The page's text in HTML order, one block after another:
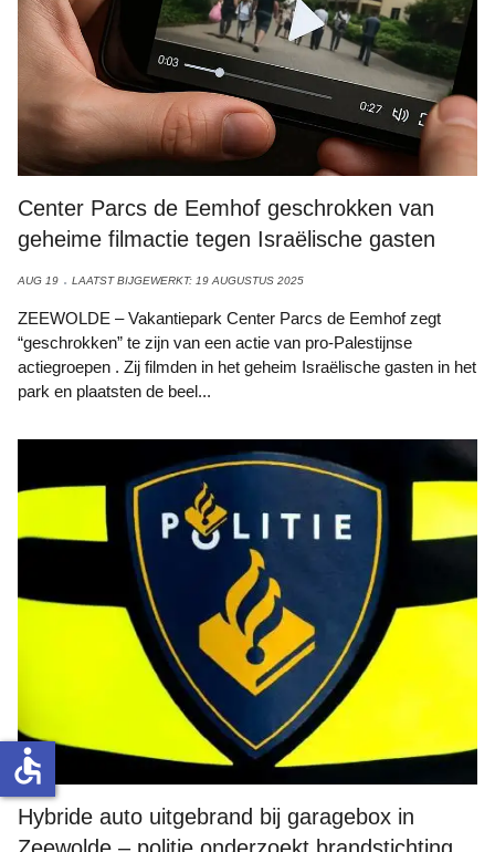
Center Parcs de Eemhof geschrokken van
geheime filmactie tegen Israëlische gasten
AUG 19 LAATST BIJGEWERKT: 19 AUGUSTUS 2025
ZEEWOLDE – Vakantiepark Center Parcs de Eemhof zegt
“geschrokken” te zijn van een actie van pro-Palestijnse
actiegroepen . Zij filmden in het geheim Israëlische gasten in het
park en plaatsten de beel...
Hybride auto uitgebrand bij garagebox in
accessible